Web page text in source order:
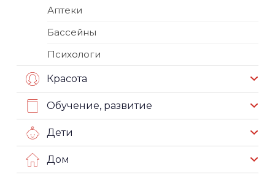
Аптеки
Бассейны
Психологи
Красота
Обучение, развитие
Дети
Дом